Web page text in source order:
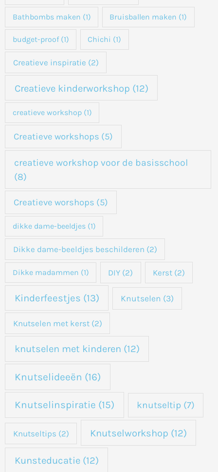
a
Bathbombs maken (1) Bruisballen maken (1)
budget-proof(1) Chichi (1)
Creatieve inspiratie (2)
Creatieve kinderworkshop (12)
creatieve workshop(1)
Creatieve workshops (5)
creatieve workshop voor de basisschool
(8)
Creatieve worshops (5)
dikke dame-beeldjes(1)
Dikke dame-beeldjes beschilderen (2)
Dikke madammen (1) DIY (2) Kerst(2)
Kinderfeestjes (13) Knutselen (3)
Knutselen met kerst(2)
knutselen met kinderen (12)
Knutselideeën (16)
Knutselinspiratie (15) knutseltip (7)
Knutseltips (2) Knutselworkshop (12)
Kunsteducatie(12)